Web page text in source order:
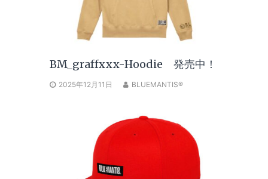
BM_graffxxx-Hoodie 発売中！
2025年12月11日 BLUEMANTIS®